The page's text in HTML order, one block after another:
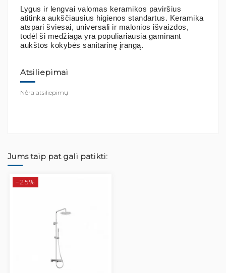
Lygus ir lengvai valomas keramikos paviršius
atitinka aukščiausius higienos standartus. Keramika
atspari šviesai, universali ir malonios išvaizdos,
todėl ši medžiaga yra populiariausia gaminant
aukštos kokybės sanitarinę įrangą.
Atsiliepimai
Nėra atsiliepimų
Jums taip pat gali patikti:
−25%